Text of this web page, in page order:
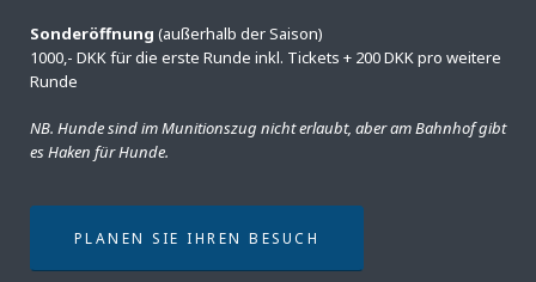
Sonderöffnung (außerhalb der Saison)
1000,- DKK für die erste Runde inkl. Tickets + 200 DKK pro weitere
Runde
NB. Hunde sind im Munitionszug nicht erlaubt, aber am Bahnhof gibt
es Haken für Hunde.
PLANEN SIE IHREN BESUCH